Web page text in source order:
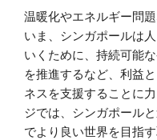
温暖化やエネルギー問
いま、シンガポールは
いくために、持続可能
を推進するなど、利益
ネスを支援することに
ジでは、シンガポール
でより良い世界を目指